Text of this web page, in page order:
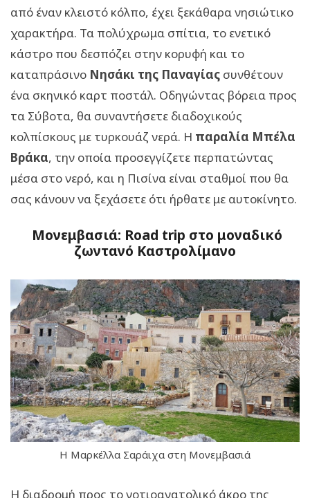
από έναν κλειστό κόλπο, έχει ξεκάθαρα νησιώτικο
χαρακτήρα. Τα πολύχρωμα σπίτια, το ενετικό
κάστρο που δεσπόζει στην κορυφή και το
καταπράσινο Νησάκι της Παναγίας συνθέτουν
ένα σκηνικό καρτ ποστάλ. Οδηγώντας βόρεια προς
τα Σύβοτα, θα συναντήσετε διαδοχικούς
κολπίσκους με τυρκουάζ νερά. Η παραλία Μπέλα
Βράκα, την οποία προσεγγίζετε περπατώντας
μέσα στο νερό, και η Πισίνα είναι σταθμοί που θα
σας κάνουν να ξεχάσετε ότι ήρθατε με αυτοκίνητο.
Μονεμβασιά: Road trip στο μοναδικό
ζωντανό Καστρολίμανο
Η Μαρκέλλα Σαράιχα στη Μονεμβασιά
Η διαδρομή προς το νοτιοανατολικό άκρο της